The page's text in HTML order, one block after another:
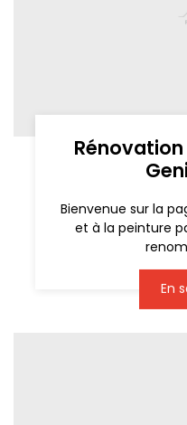
Bienvenue sur la
et à la peinture
En